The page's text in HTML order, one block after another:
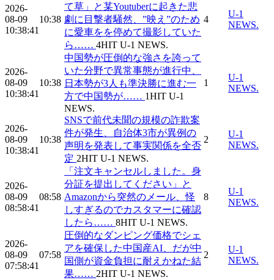
2026-
08-09
10:38:41
10:38
て草」と某Youtuberに起きた悲
劇に目撃者騒然、”映え”のため
に愛車をを停めて撮影していた
ら…… 4HIT U-1 NEWS.
4
U-1
NEWS.
2026-
08-09
10:38:41
10:38
中国勢が圧倒的な強さを誇って
いた分野で異常事態が進行中、
日本勢が3人も準決勝に進む一
方で中国勢が…… 1HIT U-1
NEWS.
1
U-1
NEWS.
2026-
08-09
10:38:41
10:38
SNSで前代未聞の規模の詐欺案
件が発生、自治体3市が異例の
声明を発表して事実関係を全否
定 2HIT U-1 NEWS.
2
U-1
NEWS.
2026-
08-09
08:58:41
08:58
「注文キャンセルしました。身
分証を提出してください」と
Amazonから突然のメール、怪
しすぎるのでカスタマーに確認
したら…… 8HIT U-1 NEWS.
8
U-1
NEWS.
2026-
08-09
07:58:41
07:58
圧倒的なダンピング価格でシェ
アを確保した中国産AI、だが中
国側が資金負担に耐えかねた結
果…… 2HIT U-1 NEWS.
2
U-1
NEWS.